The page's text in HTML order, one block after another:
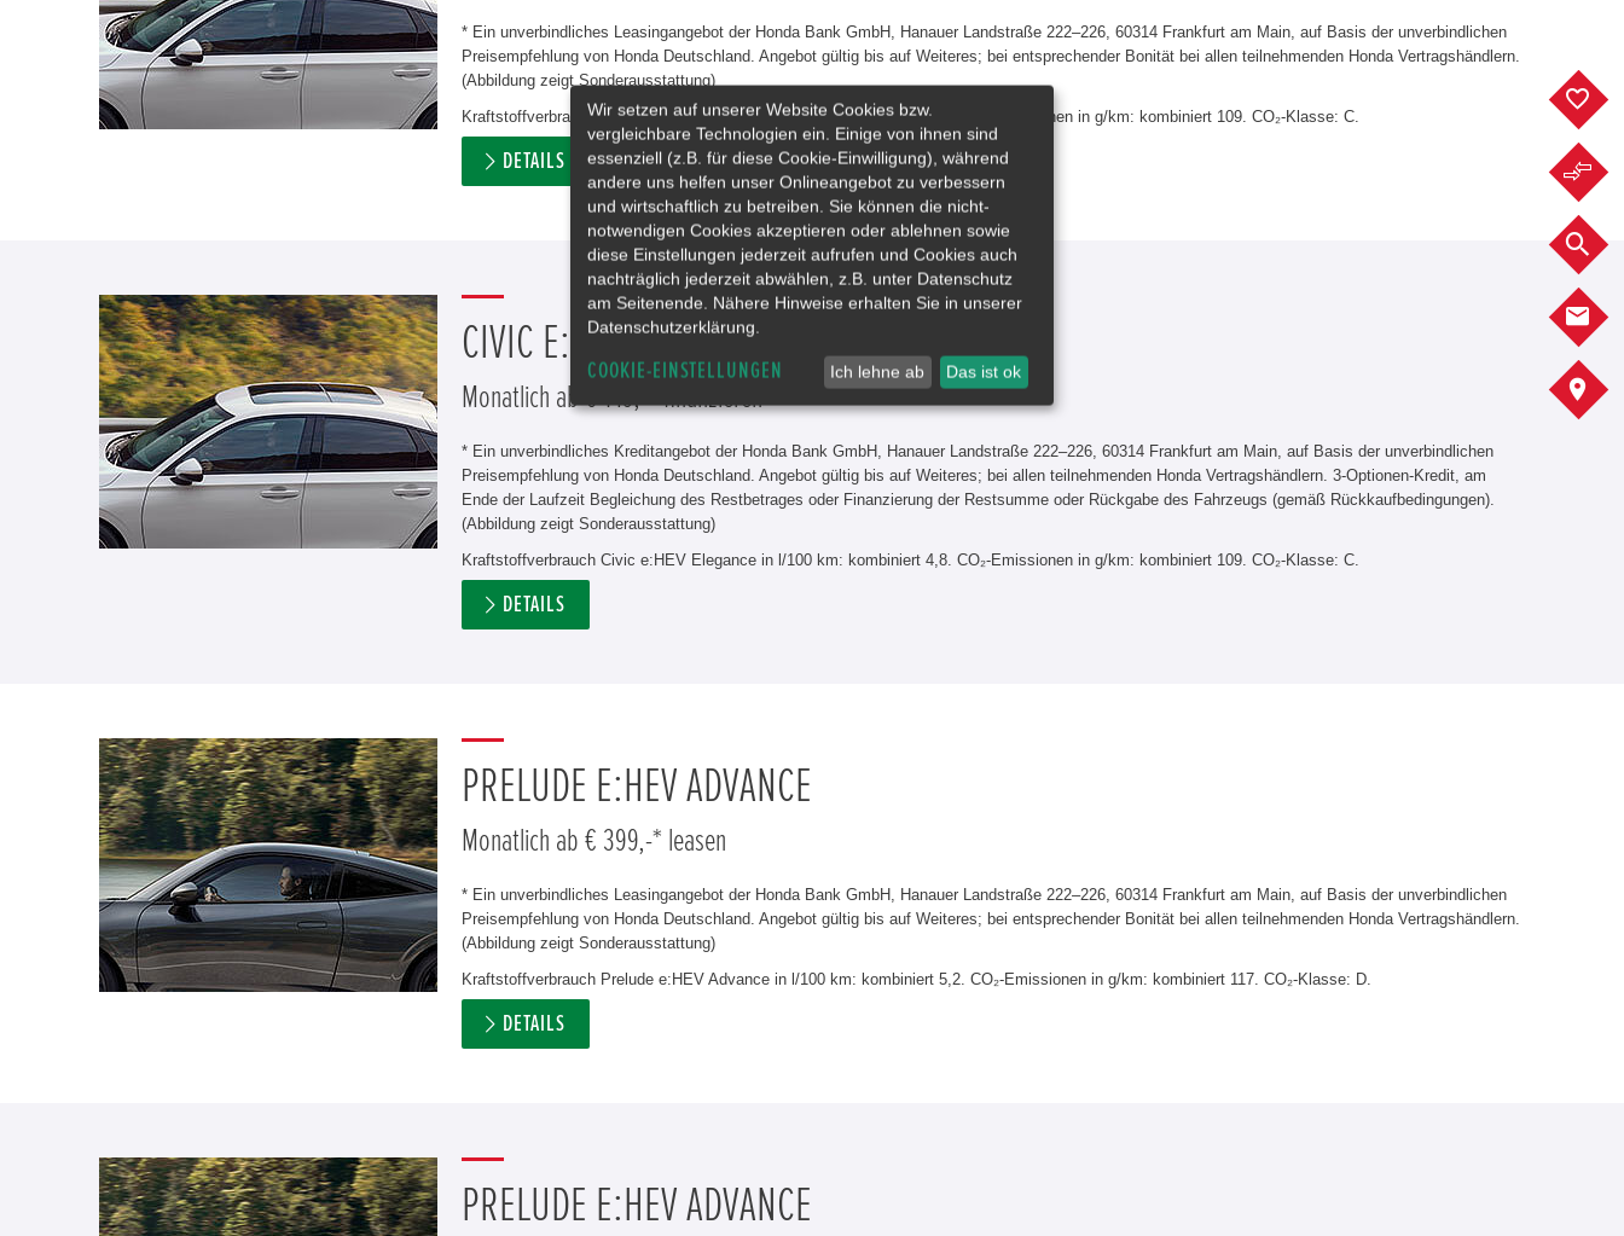
* Ein unverbindliches Leasingangebot der Honda Bank GmbH, Hanauer Landstraße 222–226, 60314 Frankfurt am Main, auf Basis der unverbindlichen
Preisempfehlung von Honda Deutschland. Angebot gültig bis auf Weiteres; bei entsprechender Bonität bei allen teilnehmenden Honda Vertragshändlern.
(Abbildung zeigt Sonderausstattung)
Kraftstoffverbrauch Civic e:HEV Elegance in l/100 km: kombiniert 4,8. CO₂-Emissionen in g/km: kombiniert 109. CO₂-Klasse: C.
DETAILS
CIVIC E:HEV ELEGANCE
Monatlich ab € 149,-* finanzieren
* Ein unverbindliches Kreditangebot der Honda Bank GmbH, Hanauer Landstraße 222–226, 60314 Frankfurt am Main, auf Basis der unverbindlichen
Preisempfehlung von Honda Deutschland. Angebot gültig bis auf Weiteres; bei allen teilnehmenden Honda Vertragshändlern. 3-Optionen-Kredit, am
Ende der Laufzeit Begleichung des Restbetrages oder Finanzierung der Restsumme oder Rückgabe des Fahrzeugs (gemäß Rückkaufbedingungen).
(Abbildung zeigt Sonderausstattung)
Kraftstoffverbrauch Civic e:HEV Elegance in l/100 km: kombiniert 4,8. CO₂-Emissionen in g/km: kombiniert 109. CO₂-Klasse: C.
DETAILS
PRELUDE E:HEV ADVANCE
Monatlich ab € 399,-* leasen
* Ein unverbindliches Leasingangebot der Honda Bank GmbH, Hanauer Landstraße 222–226, 60314 Frankfurt am Main, auf Basis der unverbindlichen
Preisempfehlung von Honda Deutschland. Angebot gültig bis auf Weiteres; bei entsprechender Bonität bei allen teilnehmenden Honda Vertragshändlern.
(Abbildung zeigt Sonderausstattung)
Kraftstoffverbrauch Prelude e:HEV Advance in l/100 km: kombiniert 5,2. CO₂-Emissionen in g/km: kombiniert 117. CO₂-Klasse: D.
DETAILS
PRELUDE E:HEV ADVANCE
Wir setzen auf unserer Website Cookies bzw.
vergleichbare Technologien ein. Einige von ihnen sind
essenziell (z.B. für diese Cookie-Einwilligung), während
andere uns helfen unser Onlineangebot zu verbessern
und wirtschaftlich zu betreiben. Sie können die nicht-
notwendigen Cookies akzeptieren oder ablehnen sowie
diese Einstellungen jederzeit aufrufen und Cookies auch
nachträglich jederzeit abwählen, z.B. unter Datenschutz
am Seitenende. Nähere Hinweise erhalten Sie in unserer
Datenschutzerklärung.
COOKIE-EINSTELLUNGEN Ich lehne ab Das ist ok